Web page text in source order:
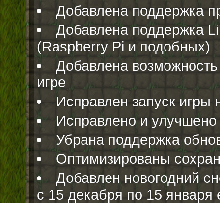
Добавлена поддержка
Добавлена поддержка
(Raspberry Pi и подобных)
Добавлена
игре
Исправлен запуск игры
Исправлено и
Убрана поддержка
Оптимизированы
Добавлен новогодний
с 15 декабря по 15